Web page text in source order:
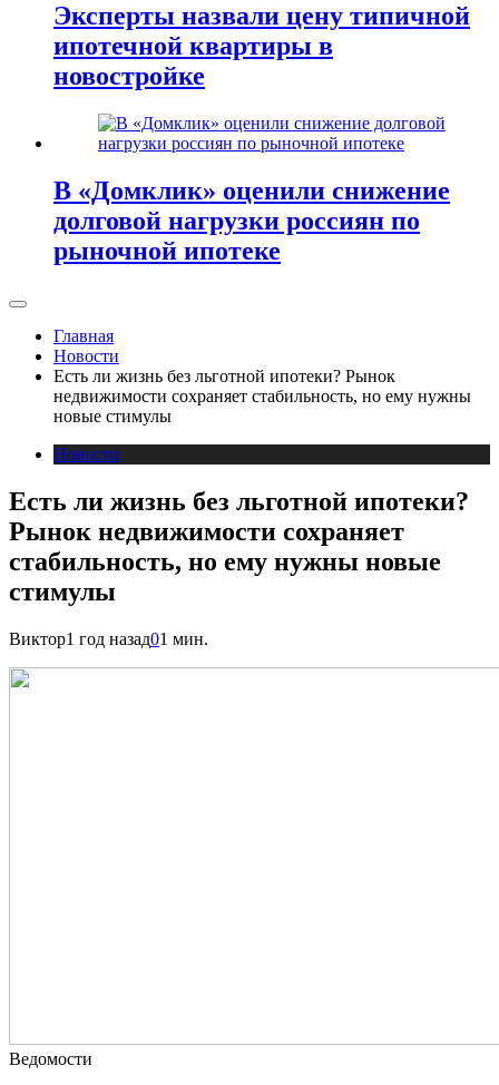
Эксперты назвали цену типичной
ипотечной квартиры в
новостройке
В «Домклик» оценили снижение
долговой нагрузки россиян по
рыночной ипотеке
Главная
Новости
Есть ли жизнь без льготной ипотеки? Рынок
недвижимости сохраняет стабильность, но ему нужны
новые стимулы
Новости
Есть ли жизнь без льготной ипотеки?
Рынок недвижимости сохраняет
стабильность, но ему нужны новые
стимулы
Виктор1 год назад01 мин.
Ведомости